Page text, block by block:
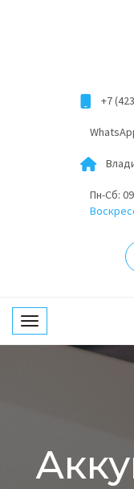
+7
Пн-Сб:
Toggle navigation